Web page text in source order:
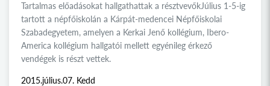
Tartalmas előadásokat hallgathattak a résztvevőkJúlius 1-5-ig
tartott a népfőiskolán a Kárpát-medencei Népfőiskolai
Szabadegyetem, amelyen a Kerkai Jenő kollégium, Ibero-
America kollégium hallgatói mellett egyénileg érkező
vendégek is részt vettek.
2015.július.07. Kedd